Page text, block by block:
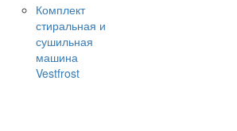
Комплект
стиральная и
сушильная
машина
Vestfrost